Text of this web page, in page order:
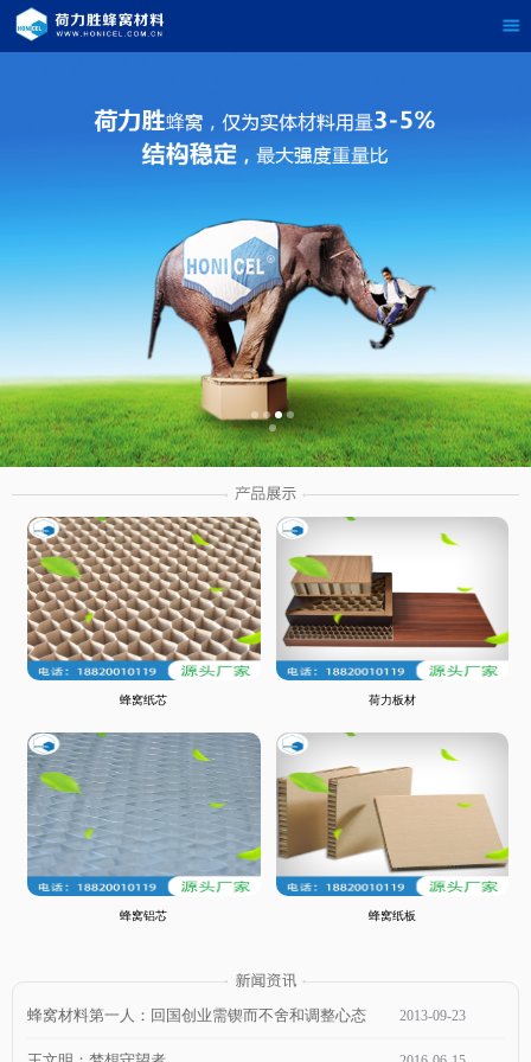
茶
蜂窝纸芯 荷力板材
蜂窝铝芯 蜂窝纸板
蜂窝材料第一人：回国创业需锲而不舍和调整心态 2013-09-23